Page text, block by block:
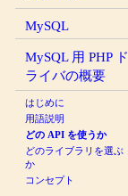
MySQL
MySQL 用 PHP ド
ライバの概要
はじめに
用語説明
どの API を使うか
どのライブラリを選ぶ
か
コンセプト